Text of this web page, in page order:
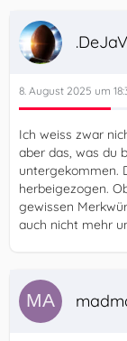
8. August 2025 um
Ich weiss zwar
aber das, was du
untergekommen.
herbeigezogen.
gewissen
auch nicht mehr